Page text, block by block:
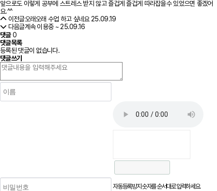
앞으로도 이렇게 공부에 스트레스 받지 않고 즐겁게 즐겁게 따라잡을수 있었으면 좋겠어
요.^^
이전글오래오래 수업 하고 싶네요 25.09.19
다음글계속 이용중 ~ 25.09.16
댓글0
댓글목록
등록된 댓글이 없습니다.
댓글쓰기
자동등록방지 숫자를 순서대로 입력하세요.